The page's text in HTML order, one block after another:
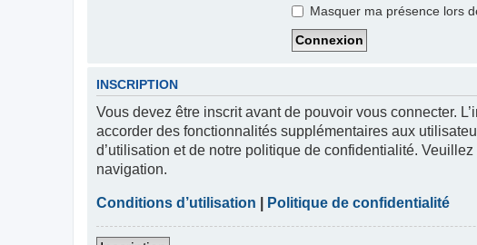
Masquer ma présence lors
INSCRIPTION
Vous devez être inscrit avant de pouvoir vous connecter.
accorder des fonctionnalités supplémentaires aux
d’utilisation et de notre politique de confidentialité.
navigation.
Conditions d’utilisation Politique de confidentialité